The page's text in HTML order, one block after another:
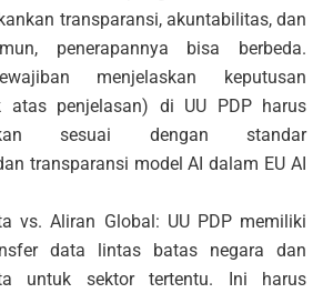
transparansi, akuntabilitas, dan
penerapannya bisa berbeda.
menjelaskan keputusan
atas penjelasan) di UU PDP harus
sesuai dengan standar
transparansi model AI dalam EU AI
vs. Aliran Global: UU PDP memiliki
data lintas batas negara dan
untuk sektor tertentu. Ini harus